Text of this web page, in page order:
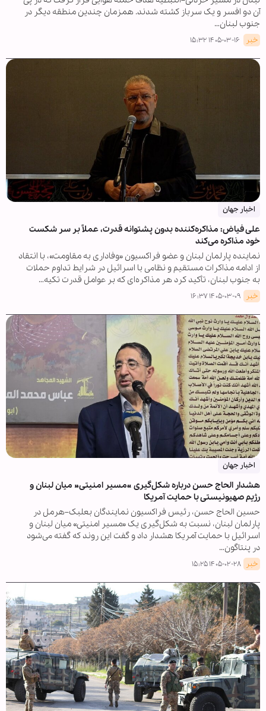
آن دو افسر و یک سرباز کشته شدند. همزمان چندین منطقه دیگر در
جنوب لبنان…
خبر ۱۴۰۵-۰۳-۱۶ ۱۵:۳۲
اخبار جهان
علی فیاض: مذاکره‌کننده بدون پشتوانه قدرت، عملاً بر سر شکست
خود مذاکره می‌کند
نماینده پارلمان لبنان و عضو فراکسیون «وفاداری به مقاومت»، با انتقاد
از ادامه مذاکرات مستقیم و نظامی با اسرائیل در شرایط تداوم حملات
به جنوب لبنان، تأکید کرد هر مذاکره‌ای که بر عوامل قدرت تکیه…
خبر ۱۴۰۵-۰۳-۰۹ ۱۶:۳۷
اخبار جهان
هشدار الحاج حسن درباره شکل‌گیری «مسیر امنیتی» میان لبنان و
رژیم صهیونیستی با حمایت آمریکا
حسین الحاج حسن، رئیس فراکسیون نمایندگان بعلبک–هرمل در
پارلمان لبنان، نسبت به شکل‌گیری یک «مسیر امنیتی» میان لبنان و
اسرائیل با حمایت آمریکا هشدار داد و گفت این روند که گفته می‌شود
در پنتاگون…
خبر ۱۴۰۵-۰۲-۲۸ ۱۵:۲۵